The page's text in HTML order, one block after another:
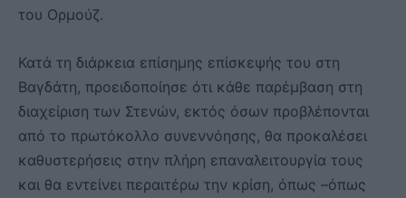
του Ορμούζ.
Κατά τη διάρκεια επίσημης επίσκεψής του στη
Βαγδάτη, προειδοποίησε ότι κάθε παρέμβαση στη
διαχείριση των Στενών, εκτός όσων προβλέπονται
από το πρωτόκολλο συνεννόησης, θα προκαλέσει
καθυστερήσεις στην πλήρη επαναλειτουργία τους
και θα εντείνει περαιτέρω την κρίση, όπως –όπως